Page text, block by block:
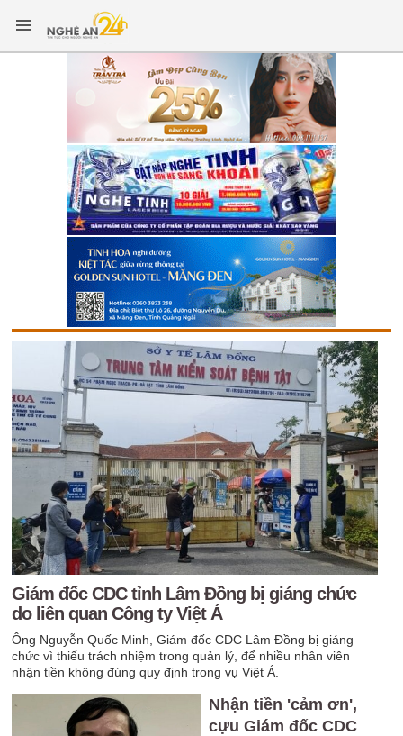
Giám đốc CDC tỉnh Lâm Đồng bị giáng chức
do liên quan Công ty Việt Á
Ông Nguyễn Quốc Minh, Giám đốc CDC Lâm Đồng bị giáng
chức vì thiếu trách nhiệm trong quản lý, để nhiều nhân viên
nhận tiền không đúng quy định trong vụ Việt Á.
Nhận tiền 'cảm ơn',
cựu Giám đốc CDC